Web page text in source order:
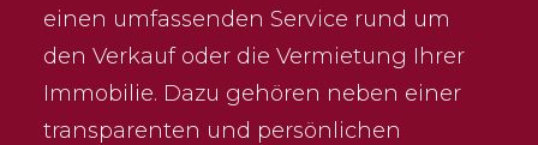
einen umfassenden Service rund um
den Verkauf oder die Vermietung Ihrer
Immobilie. Dazu gehören neben einer
transparenten und persönlichen